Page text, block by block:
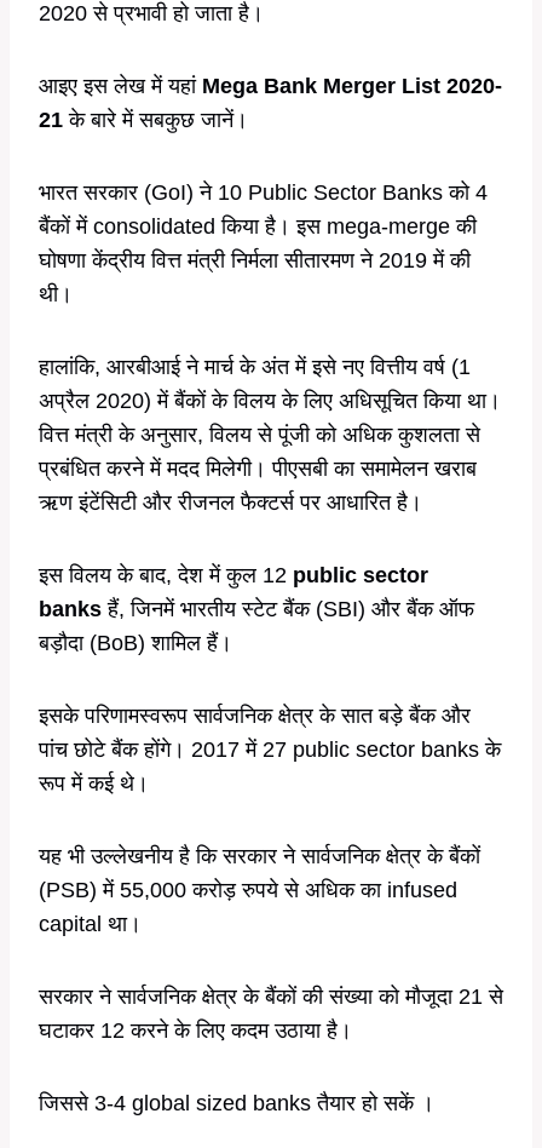
2020 से प्रभावी हो जाता है।
आइए इस लेख में यहां Mega Bank Merger List 2020-
21 के बारे में सबकुछ जानें।
भारत सरकार (GoI) ने 10 Public Sector Banks को 4
बैंकों में consolidated किया है। इस mega-merge की
घोषणा केंद्रीय वित्त मंत्री निर्मला सीतारमण ने 2019 में की
थी।
हालांकि, आरबीआई ने मार्च के अंत में इसे नए वित्तीय वर्ष (1
अप्रैल 2020) में बैंकों के विलय के लिए अधिसूचित किया था।
वित्त मंत्री के अनुसार, विलय से पूंजी को अधिक कुशलता से
प्रबंधित करने में मदद मिलेगी। पीएसबी का समामेलन खराब
ऋण इंटेंसिटी और रीजनल फैक्टर्स पर आधारित है।
इस विलय के बाद, देश में कुल 12 public sector
banks हैं, जिनमें भारतीय स्टेट बैंक (SBI) और बैंक ऑफ
बड़ौदा (BoB) शामिल हैं।
इसके परिणामस्वरूप सार्वजनिक क्षेत्र के सात बड़े बैंक और
पांच छोटे बैंक होंगे। 2017 में 27 public sector banks के
रूप में कई थे।
यह भी उल्लेखनीय है कि सरकार ने सार्वजनिक क्षेत्र के बैंकों
(PSB) में 55,000 करोड़ रुपये से अधिक का infused
capital था।
सरकार ने सार्वजनिक क्षेत्र के बैंकों की संख्या को मौजूदा 21 से
घटाकर 12 करने के लिए कदम उठाया है।
जिससे 3-4 global sized banks तैयार हो सकें ।